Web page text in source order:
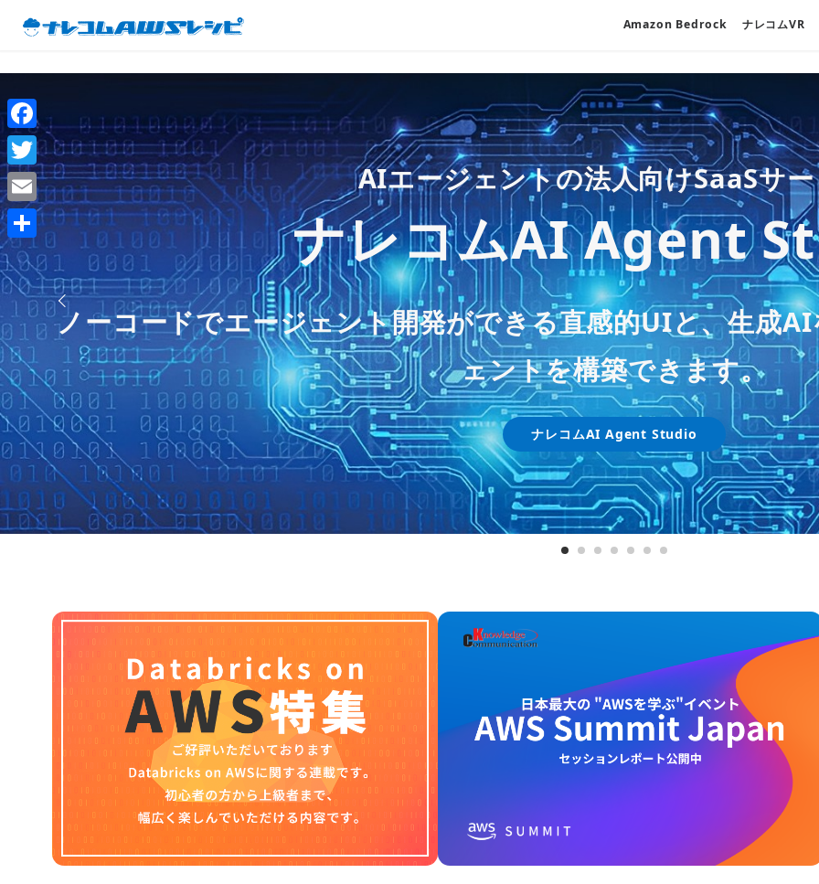
Amazon Bedrock ナレコムVR
AIエージェントの法人向けSaaSサ
ナレコムAI Agent
ノーコードでエージェント開発ができる直感的UIと、生成
ェントを構築できます。
ナレコムAI Agent Studio
ー 生成AIチャットボットの法人向けSaaSソ
ナレコムAI
スモールスタートが可能な料金プランを採用しており、生成
ら本格的な全社展開まで、幅広くご利用い
詳細を見る
生成AI新サービス
Amazon Bedrockを
DX支援サービス
Amazon Bedrockとは
ー 伴走型サービスでお客様の内製化をご
データ分析内製化支援 on
詳細を見る
「Databricks on AWS」とAWSの各種サービ
お客様のAWS 環境に蓄積されたデータの活用
「内製化支援推進AWS パー
詳しく見る
ー生成AIや自動化システムを利用
効率的かつ高品質なクラウド利用をサポー
クラウド監視・保守
powered by ナレ
詳細を見る
ー 大企業も採用する ー
クラウドAIのプロジェクト
詳しい情報を見る
F
a
c
e
b
o
o
k
T
w
i
t
t
e
r
E
m
a
l
共
有